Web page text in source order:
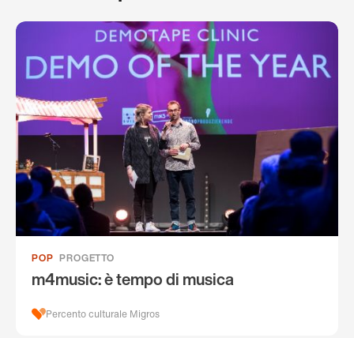
POP PROGETTO
m4music: è tempo di musica
Percento culturale Migros